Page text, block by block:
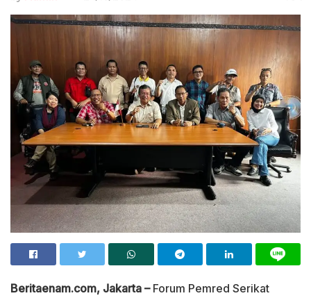
Beritaenam.com, Jakarta – Forum Pemred Serikat